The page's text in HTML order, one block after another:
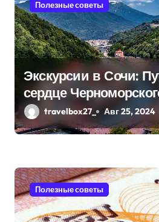
п
о
з
а
п
и
я
м
Полезные советы
Экскурсии в Сочи:
сердце
travelbox27_ Авг 25, 2024
Полезные советы